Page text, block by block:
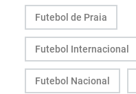
Futebol de Praia
Futebol Internacional
Futebol Nacional